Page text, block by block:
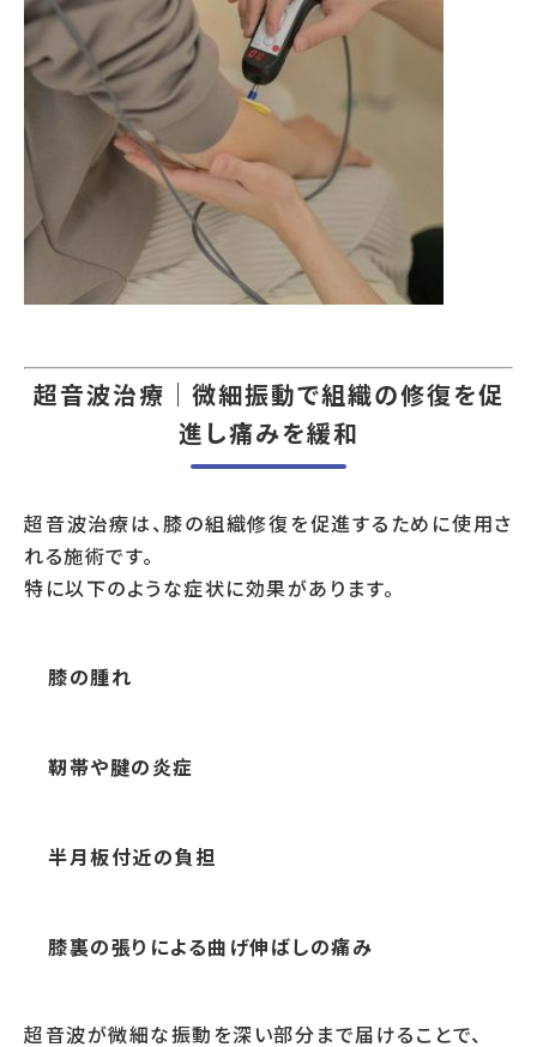
超音波治療｜微細振動で組織の修復を促
進し痛みを緩和
超音波治療は、膝の組織修復を促進するために使用さ
れる施術です。
特に以下のような症状に効果があります。
膝の腫れ
靭帯や腱の炎症
半月板付近の負担
膝裏の張りによる曲げ伸ばしの痛み
超音波が微細な振動を深い部分まで届けることで、